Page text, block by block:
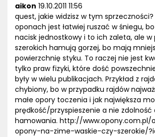
aikon 19.10.2011 11:56
quest, jakie widzisz w tym sprzeczności?
oponach jest łatwiej ruszać w śniegu,
nacisk jednostkowy i to ich zaleta, ale w
szerokich hamują gorzej, bo mają
powierzchnię styku. To raczej nie jest
tylko praw fizyki, które dość
były w wielu publikacjach. Przykład z
chybiony, bo w przypadku rajdów
małe opory toczenia i jak największa
prędkość/przyspieszenie a nie zdolność
hamowania. http://www.opony.com.pl/
opony-na-zime-waskie-czy-szerokie/